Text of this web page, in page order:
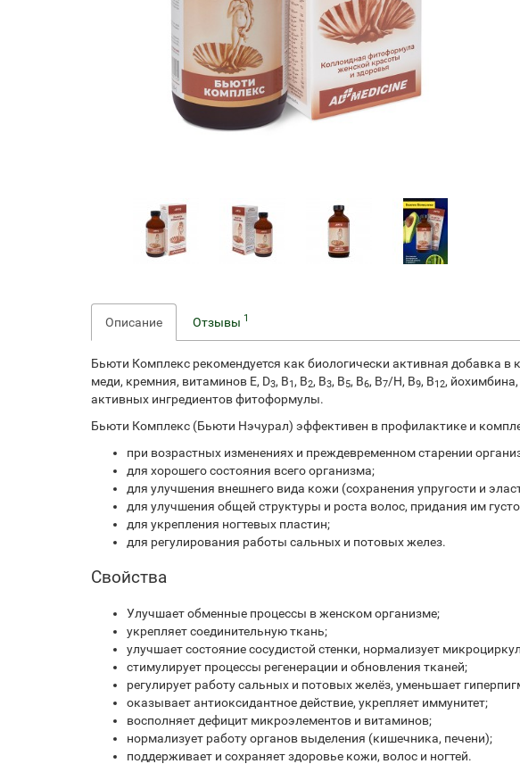
Описание Отзывы 1
Бьюти Комплекс рекомендуется как биологически активная добавка
меди, кремния, витаминов Е, D3, В1 , В2, В3, В5, В6, В7/Н, В9, В12,
активных ингредиентов фитоформулы.
Бьюти Комплекс (Бьюти Нэчурал) эффективен в профилактике и
при возрастных изменениях и преждевременном старении
для хорошего состояния всего организма;
для улучшения внешнего вида кожи (сохранения упругости и
для улучшения общей структуры и роста волос, придания им
для укрепления ногтевых пластин;
для регулирования работы сальных и потовых желез.
Свойства
Улучшает обменные процессы в женском организме;
укрепляет соединительную ткань;
улучшает состояние сосудистой стенки, нормализует
стимулирует процессы регенерации и обновления тканей;
регулирует работу сальных и потовых желёз, уменьшает
оказывает антиоксидантное действие, укрепляет иммунитет;
восполняет дефицит микроэлементов и витаминов;
нормализует работу органов выделения (кишечника, печени);
поддерживает и сохраняет здоровье кожи, волос и ногтей.